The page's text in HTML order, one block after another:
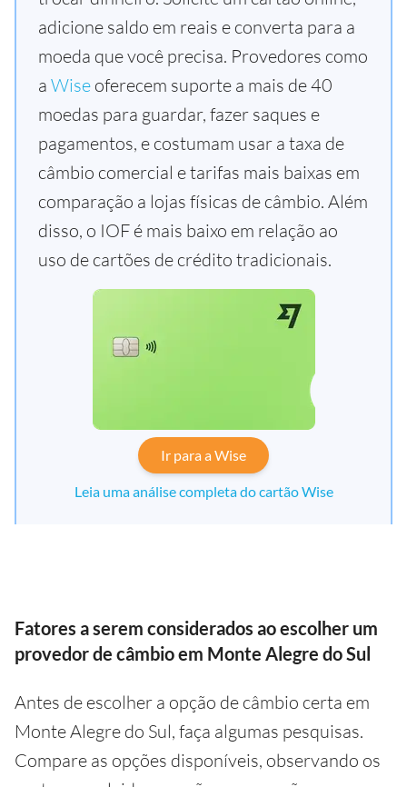
adicione saldo em reais e converta para a
moeda que você precisa. Provedores como
a Wise oferecem suporte a mais de 40
moedas para guardar, fazer saques e
pagamentos, e costumam usar a taxa de
câmbio comercial e tarifas mais baixas em
comparação a lojas físicas de câmbio. Além
disso, o IOF é mais baixo em relação ao
uso de cartões de crédito tradicionais.
Ir para a Wise
Leia uma análise completa do cartão Wise
Fatores a serem considerados ao escolher um
provedor de câmbio em Monte Alegre do Sul
Antes de escolher a opção de câmbio certa em
Monte Alegre do Sul, faça algumas pesquisas.
Compare as opções disponíveis, observando os